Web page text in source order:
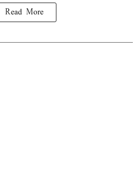
Read More